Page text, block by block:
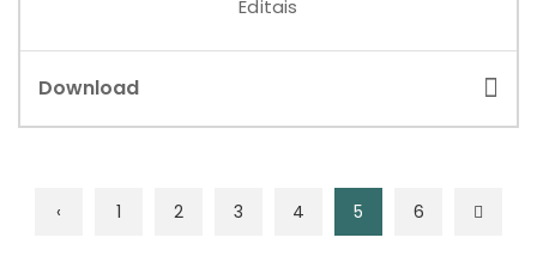
Editais
Download
‹ 1 2 3 4 5 6